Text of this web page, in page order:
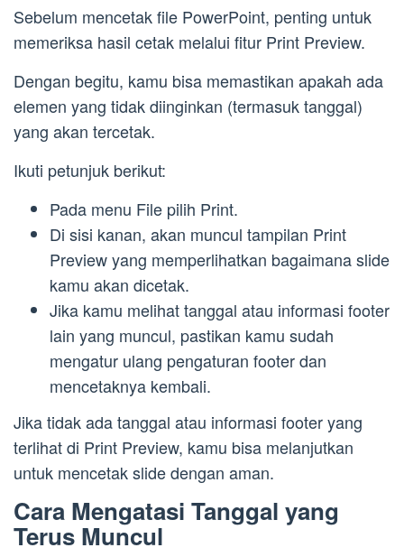
Sebelum mencetak file PowerPoint, penting untuk
memeriksa hasil cetak melalui fitur Print Preview.
Dengan begitu, kamu bisa memastikan apakah ada
elemen yang tidak diinginkan (termasuk tanggal)
yang akan tercetak.
Ikuti petunjuk berikut:
Pada menu File pilih Print.
Di sisi kanan, akan muncul tampilan Print
Preview yang memperlihatkan bagaimana slide
kamu akan dicetak.
Jika kamu melihat tanggal atau informasi footer
lain yang muncul, pastikan kamu sudah
mengatur ulang pengaturan footer dan
mencetaknya kembali.
Jika tidak ada tanggal atau informasi footer yang
terlihat di Print Preview, kamu bisa melanjutkan
untuk mencetak slide dengan aman.
Cara Mengatasi Tanggal yang
Terus Muncul